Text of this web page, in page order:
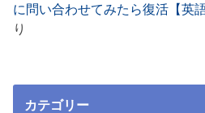
に問い合わせてみたら復活【英
り
カテゴリー